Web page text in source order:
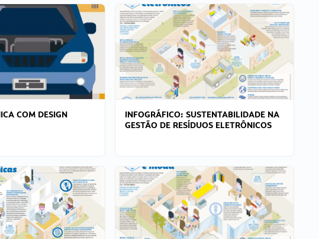
COM DESIGN
INFOGRÁFICO: SUSTENTABILIDADE NA
GESTÃO DE RESÍDUOS ELETRÔNICOS